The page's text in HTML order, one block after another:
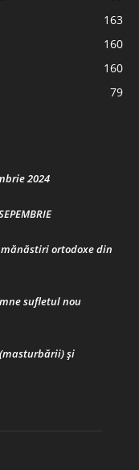
163
160
160
79
2024
ortodoxe din
sufletul nou
şi